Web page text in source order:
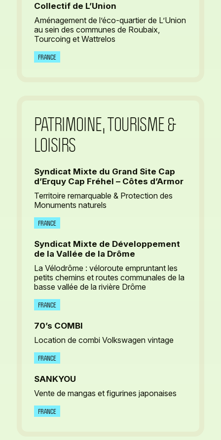
Collectif de L’Union
Aménagement de l’éco-quartier de L’Union
au sein des communes de Roubaix,
Tourcoing et Wattrelos
FRANCE
PATRIMOINE, TOURISME &
LOISIRS
Syndicat Mixte du Grand Site Cap
d’Erquy Cap Fréhel – Côtes d’Armor
Territoire remarquable & Protection des
Monuments naturels
FRANCE
Syndicat Mixte de Développement
de la Vallée de la Drôme
La Vélodrôme : véloroute empruntant les
petits chemins et routes communales de la
basse vallée de la rivière Drôme
FRANCE
70’s COMBI
Location de combi Volkswagen vintage
FRANCE
SANKYOU
Vente de mangas et figurines japonaises
FRANCE